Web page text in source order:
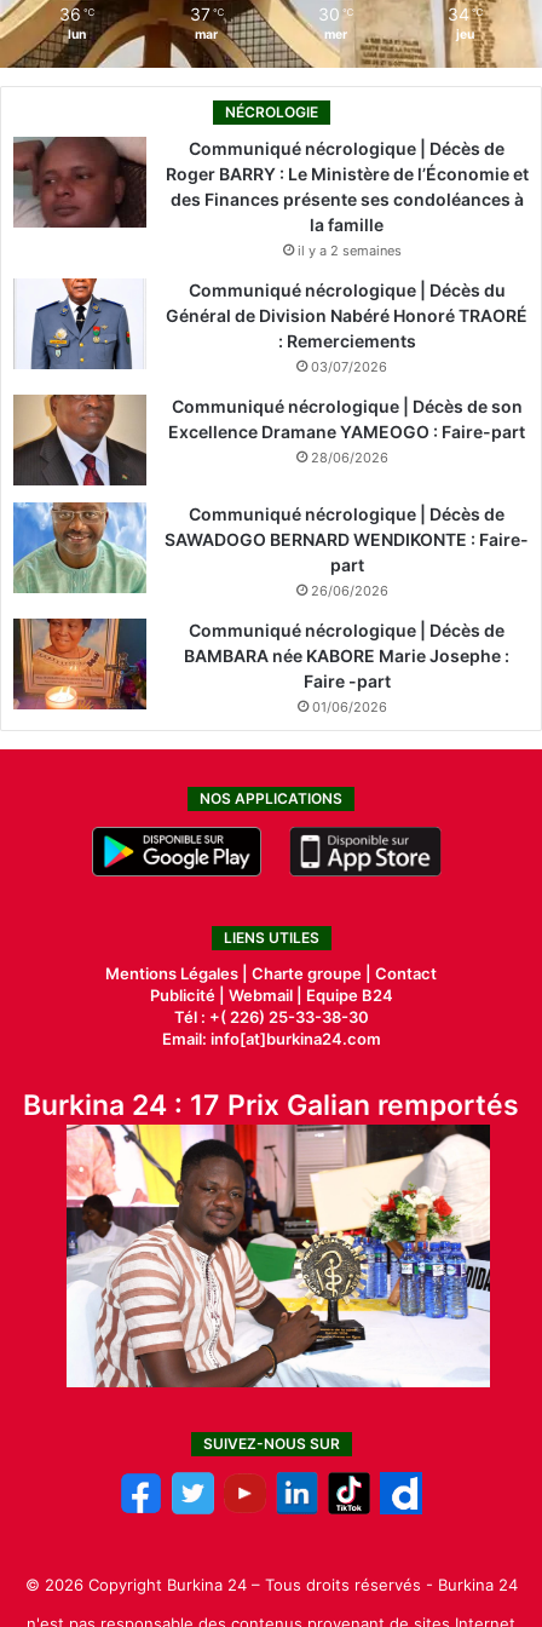
36 ℃
lun
37 ℃
mar
30 ℃
mer
34 ℃
jeu
NÉCROLOGIE
Communiqué nécrologique | Décès de
Roger BARRY : Le Ministère de l’Économie et
des Finances présente ses condoléances à
la famille
il y a 2 semaines
Communiqué nécrologique | Décès du
Général de Division Nabéré Honoré TRAORÉ
: Remerciements
03/07/2026
Communiqué nécrologique | Décès de son
Excellence Dramane YAMEOGO : Faire-part
28/06/2026
Communiqué nécrologique | Décès de
SAWADOGO BERNARD WENDIKONTE : Faire-
part
26/06/2026
Communiqué nécrologique | Décès de
BAMBARA née KABORE Marie Josephe :
Faire -part
01/06/2026
NOS APPLICATIONS
LIENS UTILES
Mentions Légales | Charte groupe | Contact
Publicité| Webmail |
Equipe B24
Tél : +( 226) 25-33-38-30
Email: info[at]burkina24.com
Burkina 24 : 17 Prix Galian remportés
SUIVEZ-NOUS SUR
© 2026 Copyright Burkina 24 – Tous droits réservés - Burkina 24